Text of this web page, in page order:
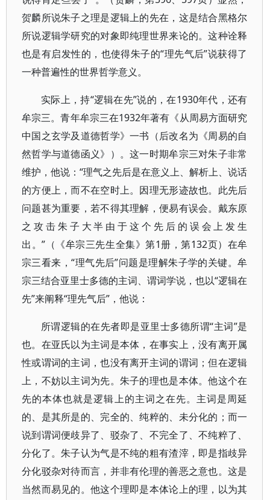
贺麟所说朱子之理是逻辑上的先在，这是结合黑格尔
所说逻辑学研究的对象即纯理世界来论的。这种诠释
也是有启发性的，也使得朱子的“理先气后”说获得了
一种普遍性的世界哲学意义。
实际上，持“逻辑在先”说的，在1930年代，还有
牟宗三。青年牟宗三在1932年著有《从周易方面研究
中国之玄学及道德哲学》一书（后改名为《周易的自
然哲学与道德函义》）。这一时期牟宗三对朱子非常
维护，他说：“理气之先后是在意义上、解析上、说话
的方便上，而不在空时上。因理无形迹故也。此先后
问题甚为重要，若不得其理解，便易有误会。戴东原
之攻击朱子大半由于这个先后的误会上发生
出。”（《牟宗三先生全集》第1册，第132页）在牟
宗三看来，“理气先后”问题是理解朱子学的关键。牟
宗三结合亚里士多德的主词、谓词学说，也以“逻辑在
先”来阐释“理先气后”，他说：
所谓逻辑的在先者即是亚里士多德所谓“主词”是
也。在亚氏以为主词是本体，在事实上，没有离开属
性或谓词的主词，也没有离开主词的谓词；但在逻辑
上，不妨以主词为先。朱子的理也是本体。他这个在
先的本体也就是逻辑上的主词之在先。主词是周延
的、是其所是的、完全的、纯粹的、未分化的；而一
说到谓词便歧异了、驳杂了、不完全了、不纯粹了、
分化了。朱子认为气是不纯的粗有渣滓，即是指歧异
分化驳杂对待而言，并非有伦理的善恶之意也。这是
当然而易见的。他这个理即是本体论上的理，以为其